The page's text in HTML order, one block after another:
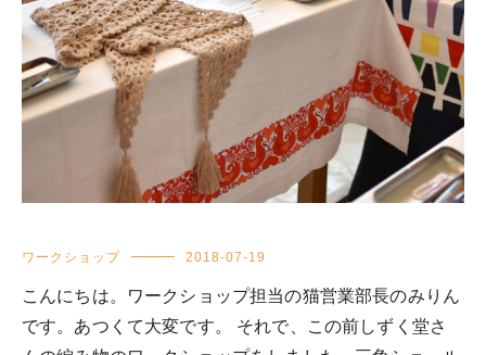
ワークショップ 2018-07-19
こんにちは。ワークショップ担当の猫営業部長のみりん
です。あつくて大変です。 それで、この前しずく堂さ